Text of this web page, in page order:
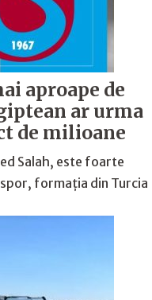
aproape de
ar urma
de milioane
Salah, este foarte
formația din Turcia